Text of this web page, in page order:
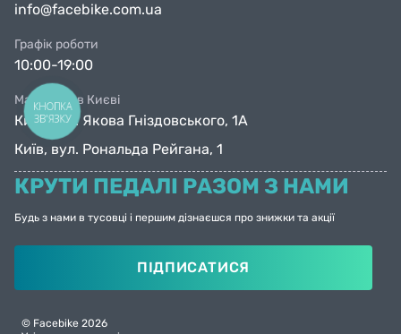
info@facebike.com.ua
Графік роботи
10:00-19:00
Магазини в Києві
Київ, вул. Якова Гніздовського, 1А
Київ, вул. Рональда Рейгана, 1
КРУТИ ПЕДАЛІ РАЗОМ З НАМИ
Будь з нами в тусовці і першим дізнаєшся про знижки та акції
ПІДПИСАТИСЯ
© Facebike 2026
КНОПКА
ЗВ'ЯЗКУ